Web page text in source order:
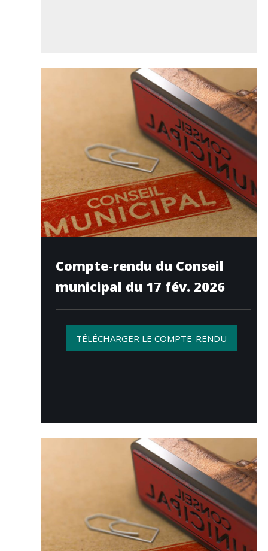
Compte-rendu du Conseil
municipal du 17 fév. 2026
TÉLÉCHARGER LE COMPTE-RENDU